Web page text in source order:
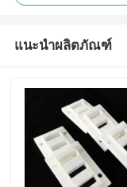
แนะนำผลิตภัณฑ์